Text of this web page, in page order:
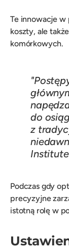
Te innowacje
koszty, ale
komórkowych.
do
z
Podczas gdy
precyzyjne
istotną rolę w